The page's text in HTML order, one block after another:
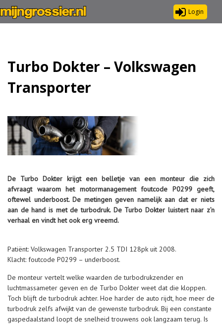
Login
Turbo Dokter – Volkswagen
Transporter
De Turbo Dokter krijgt een belletje van een monteur die zich
afvraagt waarom het motormanagement foutcode P0299 geeft,
oftewel underboost. De metingen geven namelijk aan dat er niets
aan de hand is met de turbodruk. De Turbo Dokter luistert naar z’n
verhaal en vindt het ook erg vreemd.
Patiënt: Volkswagen Transporter 2.5 TDI 128pk uit 2008.
Klacht: foutcode P0299 – underboost.
De monteur vertelt welke waarden de turbodrukzender en
luchtmassameter geven en de Turbo Dokter weet dat die kloppen.
Toch blijft de turbodruk achter. Hoe harder de auto rijdt, hoe meer de
turbodruk zelfs afwijkt van de gewenste turbodruk. Bij een constante
gaspedaalstand loopt de snelheid trouwens ook langzaam terug. Is